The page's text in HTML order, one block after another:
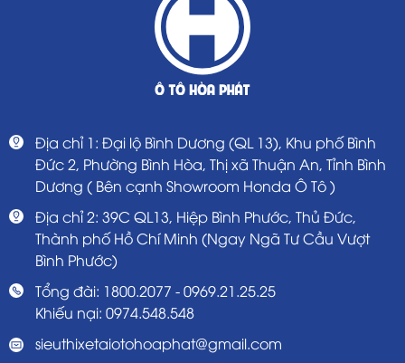
Địa chỉ 1: Đại lộ Bình Dương (QL 13), Khu phố Bình
Đức 2, Phường Bình Hòa, Thị xã Thuận An, Tỉnh Bình
Dương ( Bên cạnh Showroom Honda Ô Tô )
Địa chỉ 2: 39C QL13, Hiệp Bình Phước, Thủ Đức,
Thành phố Hồ Chí Minh (Ngay Ngã Tư Cầu Vượt
Bình Phước)
Tổng đài: 1800.2077 - 0969.21.25.25
Khiếu nại: 0974.548.548
sieuthixetaiotohoaphat@gmail.com